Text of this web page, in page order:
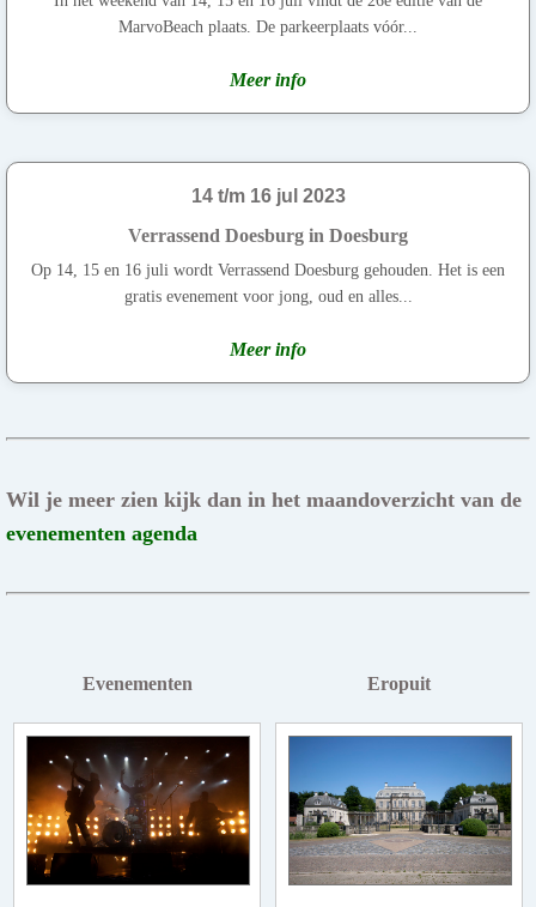
MarvoBeach plaats. De parkeerplaats vóór...
Meer info
14 t/m 16 jul 2023
Verrassend Doesburg in Doesburg
Op 14, 15 en 16 juli wordt Verrassend Doesburg gehouden. Het is een
gratis evenement voor jong, oud en alles...
Meer info
Wil je meer zien kijk dan in het maandoverzicht van de
evenementen agenda
Evenementen Eropuit